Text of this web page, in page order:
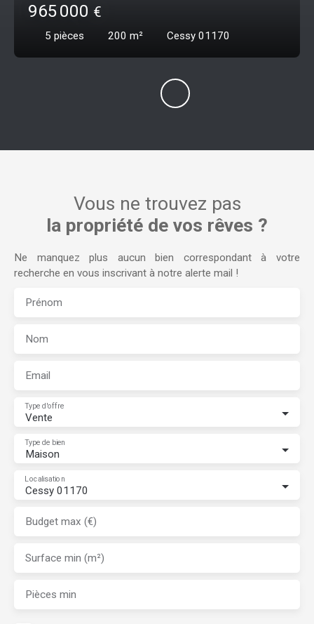
965 000 €
5 pièces 200 m² Cessy 01170
Vous ne trouvez pas
la propriété de vos rêves ?
Ne manquez plus aucun bien correspondant à votre
recherche en vous inscrivant à notre alerte mail !
Prénom
Nom
Email
Vente
Type d'offre
Maison
Type de bien
Cessy 01170
Localisation
Budget max (€)
Surface min (m²)
Pièces min